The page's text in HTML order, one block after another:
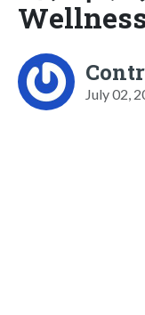
July 02,